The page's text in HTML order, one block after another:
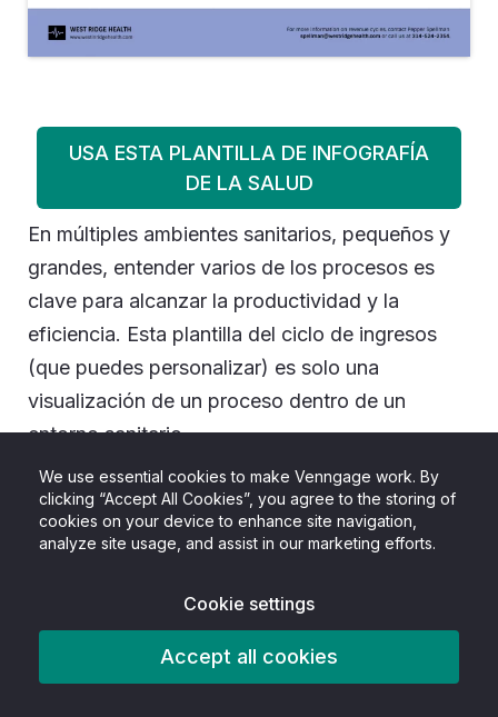
We use essential cookies to make Venngage work. By
clicking “Accept All Cookies”, you agree to the storing of
cookies on your device to enhance site navigation,
analyze site usage, and assist in our marketing efforts.
Cookie settings
Accept all cookies
USA ESTA PLANTILLA DE INFOGRAFÍA
DE LA SALUD
En múltiples ambientes sanitarios, pequeños y
grandes, entender varios de los procesos es
clave para alcanzar la productividad y la
eficiencia. Esta plantilla del ciclo de ingresos
(que puedes personalizar) es solo una
visualización de un proceso dentro de un
entorno sanitario.
Muchos procesos son complicados, tienen
varios pasos y podrían ser ignorados. Una
proceso y los pasos a seguir te ayudará a
mantener al personal informado sobre estos
procedimientos.